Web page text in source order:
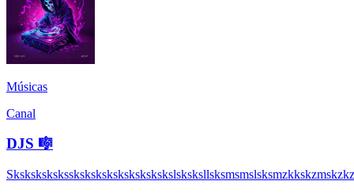
Músicas
Canal
DJS 🎼